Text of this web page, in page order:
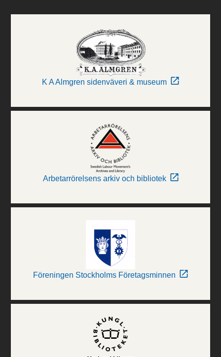
K A Almgren sidenväveri & museum
Arbetarrörelsens arkiv och bibliotek
Föreningen Stockholms Företagsminnen